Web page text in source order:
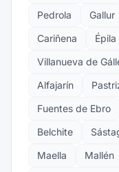
Pedrola
Gallur
Cariñena
Épila
Villanueva de
Alfajarín
Fuentes de Ebro
Belchite
Maella
Mallén